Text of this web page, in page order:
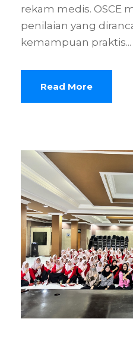
rekam medis. OSCE
penilaian yang
kemampuan praktis...
Read More